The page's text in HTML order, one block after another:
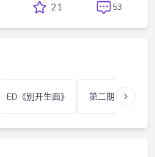
21 53
ED《别开生面》 第二期 完整版